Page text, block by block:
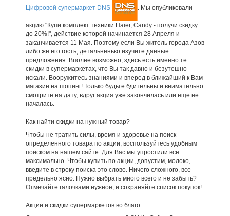
Цифровой супермаркет DNS . Мы опубликовали
акцию "Купи комплект техники Haier, Candy - получи скидку
до 20%!", действие которой начинается 28 Апреля и
заканчивается 11 Мая. Поэтому если Вы житель города Азов
либо же его гость, детальненько изучите данные
предложения. Вполне возможно, здесь есть именно те
скидки в супермаркетах, что Вы так давно и безутешно
искали. Вооружитесь знаниями и вперед в ближайший к Вам
магазин на шопинг! Только будьте бдительны и внимательно
смотрите на дату, вдруг акция уже закончилась или еще не
началась.
Как найти скидки на нужный товар?
Чтобы не тратить силы, время и здоровье на поиск
определенного товара по акции, воспользуйтесь удобным
поиском на нашем сайте. Для Вас мы упростили все
максимально. Чтобы купить по акции, допустим, молоко,
введите в строку поиска это слово. Ничего сложного, все
предельно ясно. Нужно выбрать много всего и не забыть?
Отмечайте галочками нужное, и сохраняйте список покупок!
Акции и скидки супермаркетов во благо